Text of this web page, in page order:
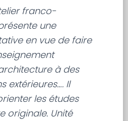
franco-
une
en vue de faire
à des
extérieures…. Il
les études
originale. Unité